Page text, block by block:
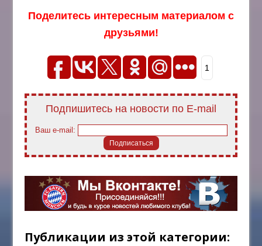
Поделитесь интересным материалом с
друзьями!
1
Подпишитесь на новости по E-mail
Ваш e-mail:
Публикации из этой категории: